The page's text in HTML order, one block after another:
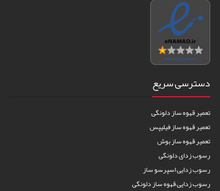
دسترسی سریع
تعمیر قهوه ساز دلونگی
تعمیر قهوه ساز فیلیپس
تعمیر قهوه ساز بوش
رسوب زدای دلونگی
رسوب زدایی اسپرسو ساز
رسوب زدایی قهوه ساز دلونگی